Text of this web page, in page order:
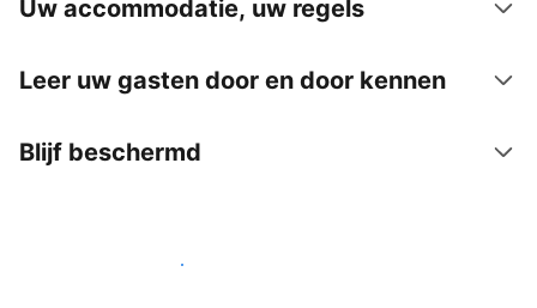
Uw accommodatie, uw regels
Leer uw gasten door en door kennen
Blijf beschermd
Word vandaag nog host bij ons